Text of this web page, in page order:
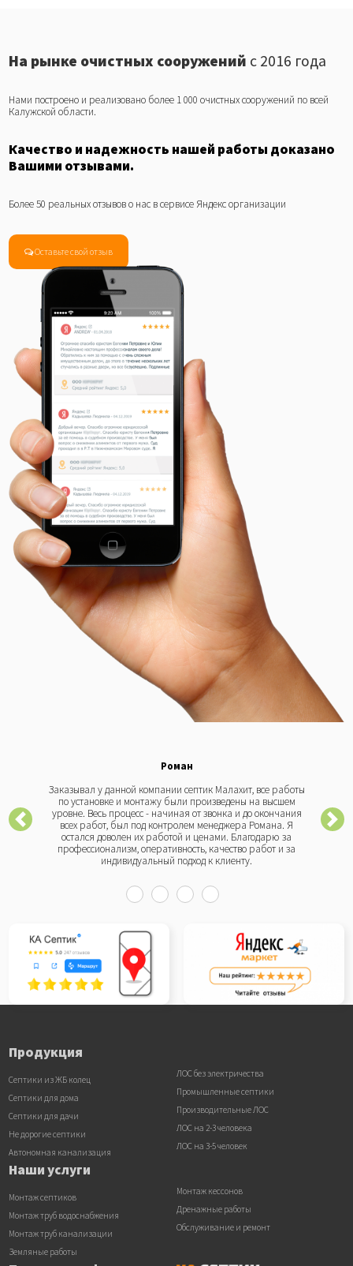
На рынке очистных сооружений с 2016 года
Нами построено и реализовано более 1 000 очистных сооружений по всей
Калужской области.
Качество и надежность нашей работы доказано
Вашими отзывами.
Более 50 реальных отзывов о нас в сервисе Яндекс организации
Оставьте свой отзыв
Роман
Заказывал у данной компании септик Малахит, все работы
по установке и монтажу были произведены на высшем
уровне. Весь процесс - начиная от звонка и до окончания
всех работ, был под контролем менеджера Романа. Я
остался доволен их работой и ценами. Благодарю за
профессионализм, оперативность, качество работ и за
индивидуальный подход к клиенту.
Продукция
Септики из ЖБ колец
Септики для дома
Септики для дачи
Не дорогие септики
Автономная канализация
ЛОС без электричества
Промышленные септики
Производительные ЛОС
ЛОС на 2-3 человека
ЛОС на 3-5 человек
Наши услуги
Монтаж септиков
Монтаж труб водоснабжения
Монтаж труб канализации
Земляные работы
Монтаж кессонов
Дренажные работы
Обслуживание и ремонт